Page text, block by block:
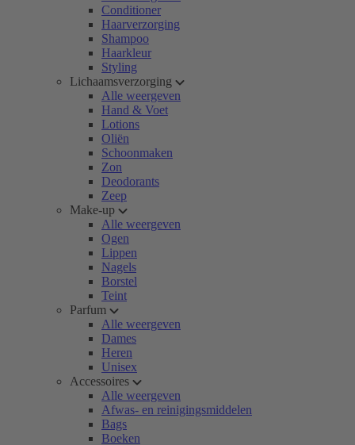
Conditioner
Haarverzorging
Shampoo
Haarkleur
Styling
Lichaamsverzorging
Alle weergeven
Hand & Voet
Lotions
Oliën
Schoonmaken
Zon
Deodorants
Zeep
Make-up
Alle weergeven
Ogen
Lippen
Nagels
Borstel
Teint
Parfum
Alle weergeven
Dames
Heren
Unisex
Accessoires
Alle weergeven
Afwas- en reinigingsmiddelen
Bags
Boeken